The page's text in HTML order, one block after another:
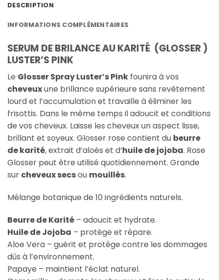
DESCRIPTION
INFORMATIONS COMPLÉMENTAIRES
SERUM DE BRILANCE AU KARITÉ (GLOSSER )
LUSTER’S PINK
Le Glosser Spray Luster’s Pink founira à vos
cheveuxune brillance supérieure sans revêtement
lourd et l’accumulation et travaille à éliminer les
frisottis. Dans le même temps il adoucit et conditions
de vos cheveux. Laisse les cheveux un aspect lisse,
brillant et soyeux. Glosser rose contient du beurre
de karité, extrait d’aloès et d’huile de jojoba. Rose
Glosser peut être utilisé quotidiennement. Grande
sur cheveux secsou mouillés.
Mélange botanique de 10 ingrédients naturels.
Beurre de Karité – adoucit et hydrate.
Huile de Jojoba – protège et répare.
Aloe Vera – guérit et protège contre les dommages
dûs à l’environnement.
Papaye – maintient l’éclat naturel.